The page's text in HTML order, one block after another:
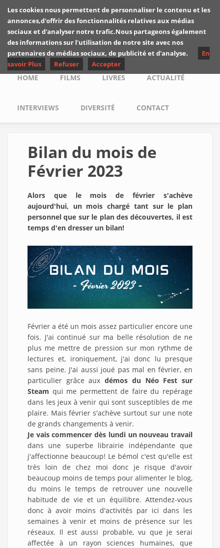
Skip to main content
Les critiques de
Yuyine
Main menu
HOME FILMS LIVRES ACTUALITÉ
INTERVIEWS DIVERSITÉ CONTACT
Bilan du mois de
Février 2023
Alors que le mois de février s'achève
aujourd'hui, un mois chargé tant sur le plan
personnel que sur le plan des découvertes, il est
temps d'en dresser un bilan!
Février a été un mois assez particulier encore une
fois. J'ai continué sur ma belle résolution de ne
plus me mettre de pression sur mon rythme de
lectures et, ironiquement, j'ai donc lu presque
sans peine. J'ai aussi joué pas mal en février, en
particulier grâce aux démos du Néo Fest sur
Steam qui me permettent de faire du repérage
dans les jeux à venir qui sont susceptibles de me
plaire. Mais février s'achève surtout sur une note
de grands changements à venir.
Je vais commencer dès lundi un nouveau travail
dans une superbe librairie indépendante que
j'affectionne beaucoup! Le bémol c'est qu'elle est
très loin de chez moi donc je risque d'avoir
beaucoup moins de temps pour alimenter le blog,
du moins le temps de retrouver une nouvelle
habitude de vie et un équilibre. Attendez-vous
donc à avoir moins d'activités par ici dans les
semaines à venir et moins de présence sur les
réseaux. Il est aussi probable, vu que je serai
affectée à un rayon sciences humaines, que
Les cookies nous permettent de personnaliser le contenu et les
annonces,d'offrir des fonctionnalités relatives aux médias
sociaux et d'analyser notre trafic.Nous partageons également
des informations sur l'utilisation de notre site avec nos
partenaires de médias sociaux, de publicité et d'analyse.
En
savoir Plus
Refuser Accepter